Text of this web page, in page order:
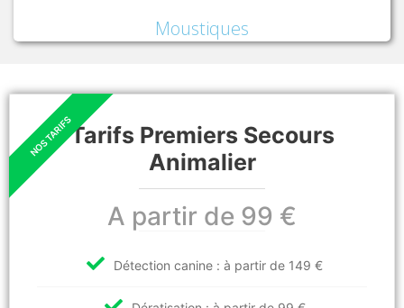
Moustiques
Tarifs Premiers Secours
Animalier
A partir de 99 €
Détection canine : à partir de 149 €